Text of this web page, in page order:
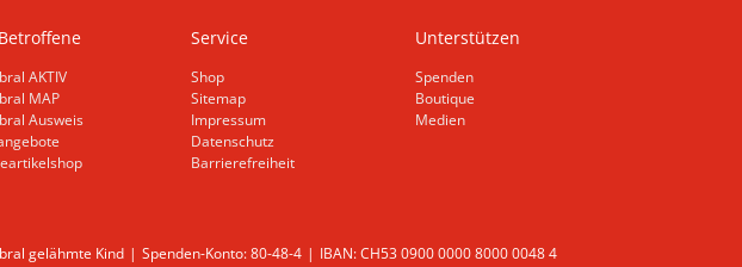
AKTIV
MAP
Ausweis
Service
Shop
Sitemap
Impressum
Datenschutz
Barrierefreiheit
Unterstützen
Spenden
Boutique
Medien
gelähmte Kind Spenden-Konto: 80-48-4 IBAN: CH53 0900 0000 8000 0048 4